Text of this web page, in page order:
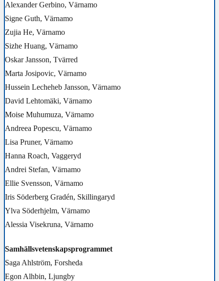
Alexander Gerbino, Värnamo
Signe Guth, Värnamo
Zujia He, Värnamo
Sizhe Huang, Värnamo
Oskar Jansson, Tvärred
Marta Josipovic, Värnamo
Hussein Lecheheb Jansson, Värnamo
David Lehtomäki, Värnamo
Moise Muhumuza, Värnamo
Andreea Popescu, Värnamo
Lisa Pruner, Värnamo
Hanna Roach, Vaggeryd
Andrei Stefan, Värnamo
Ellie Svensson, Värnamo
Iris Söderberg Gradén, Skillingaryd
Ylva Söderhjelm, Värnamo
Alessia Visekruna, Värnamo
Samhällsvetenskapsprogrammet
Saga Ahlström, Forsheda
Egon Alhbin, Ljungby